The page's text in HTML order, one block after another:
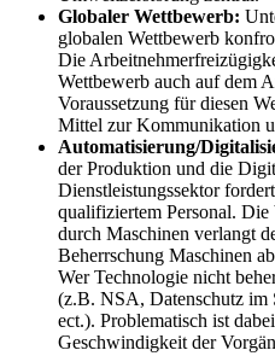
Globaler Wettbewerb:
globalen Wettbewerb
Die
Wettbewerb auch auf dem
Voraussetzung für diesen
Mittel zur Kommunikation
Automatisierung/
der Produktion und die
Dienstleistungssektor
qualifiziertem Personal. Die
durch Maschinen verlangt
Beherrschung Maschinen
Wer Technologie nicht
(z.B. NSA, Datenschutz im
ect.). Problematisch ist
Geschwindigkeit der